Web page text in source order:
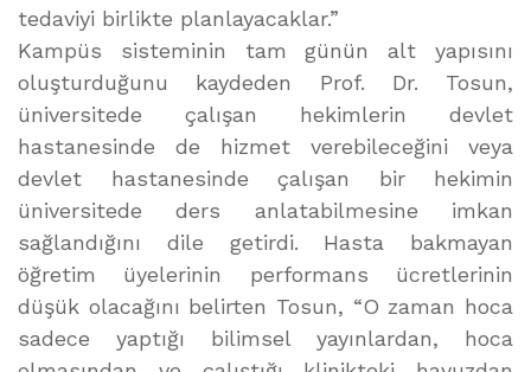
tedaviyi birlikte planlayacaklar.”
Kampüs sisteminin tam günün alt yapısını
oluşturduğunu kaydeden Prof. Dr. Tosun,
üniversitede çalışan hekimlerin devlet
hastanesinde de hizmet verebileceğini veya
devlet hastanesinde çalışan bir hekimin
üniversitede ders anlatabilmesine imkan
sağlandığını dile getirdi. Hasta bakmayan
öğretim üyelerinin performans ücretlerinin
düşük olacağını belirten Tosun, “O zaman hoca
sadece yaptığı bilimsel yayınlardan, hoca